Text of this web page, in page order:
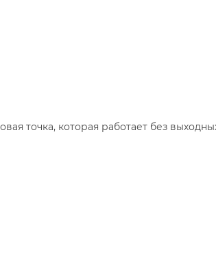
точка, которая работает без